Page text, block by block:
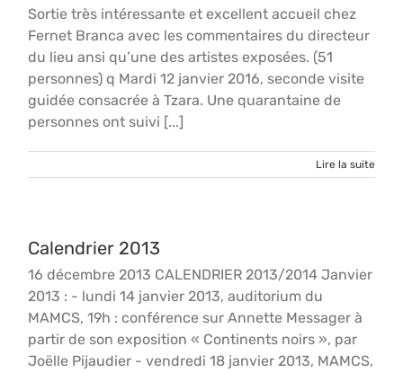
Acquisitions et mécénat
Editions
Le MAMCS
Contact
Sortie très intéressante et excellent accueil chez
Fernet Branca avec les commentaires du directeur
du lieu ansi qu’une des artistes exposées. (51
personnes) q Mardi 12 janvier 2016, seconde visite
guidée consacrée à Tzara. Une quarantaine de
personnes ont suivi [...]
Lire la suite
Calendrier 2013
16 décembre 2013 CALENDRIER 2013/2014 Janvier
2013 : - lundi 14 janvier 2013, auditorium du
MAMCS, 19h : conférence sur Annette Messager à
partir de son exposition « Continents noirs », par
Joëlle Pijaudier - vendredi 18 janvier 2013, MAMCS,